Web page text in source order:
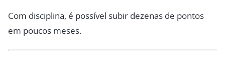
Com disciplina, é possível subir dezenas de pontos
em poucos meses.